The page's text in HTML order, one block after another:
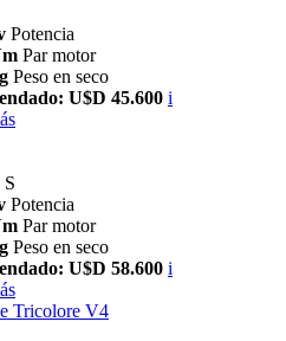
Potencia
Par motor
Peso en seco
U$D 45.600 i
Potencia
Par motor
Peso en seco
U$D 58.600 i
Tricolore V4